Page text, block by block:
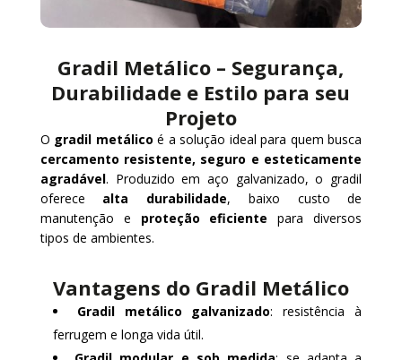
Gradil Metálico – Segurança,
Durabilidade e Estilo para seu
Projeto
O gradil metálico é a solução ideal para quem busca
cercamento resistente, seguro e esteticamente
agradável. Produzido em aço galvanizado, o gradil
oferece alta durabilidade, baixo custo de
manutenção e proteção eficiente para diversos
tipos de ambientes.
Vantagens do Gradil Metálico
Gradil metálico galvanizado: resistência à
ferrugem e longa vida útil.